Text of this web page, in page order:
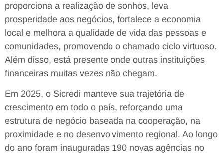
proporciona a realização de sonhos, leva
prosperidade aos negócios, fortalece a economia
local e melhora a qualidade de vida das pessoas e
comunidades, promovendo o chamado ciclo virtuoso.
Além disso, está presente onde outras instituições
financeiras muitas vezes não chegam.
Em 2025, o Sicredi manteve sua trajetória de
crescimento em todo o país, reforçando uma
estrutura de negócio baseada na cooperação, na
proximidade e no desenvolvimento regional. Ao longo
do ano foram inauguradas 190 novas agências no